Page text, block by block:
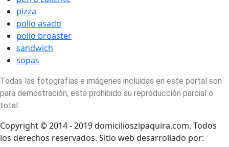
pizza
pollo asado
pollo broaster
sandwich
sopas
Todas las fotografías e imágenes incluidas en este portal son
para demostración, está prohibido su reproducción parcial o
total.
Copyright © 2014 - 2019 domicilioszipaquira.com. Todos
los derechos reservados. Sitio web desarrollado por: